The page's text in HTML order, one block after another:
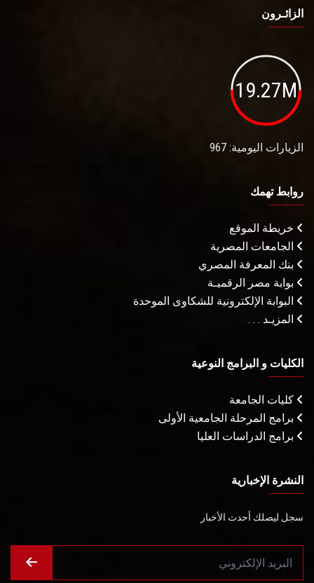
الزائـرون
19.27M
الزيارات اليومية: 967
روابط تهمك
خريطة الموقع
الجامعات المصرية
بنك المعرفة المصري
بوابة مصر الرقميـة
البوابة الإلكترونية للشكاوى الموحدة
المزيـد . . .
الكليات و البرامج النوعية
كليات الجامعة
برامج المرحلة الجامعية الأولى
برامج الدراسات العليا
النشرة الإخبارية
سجل ليصلك أحدث الأخبار